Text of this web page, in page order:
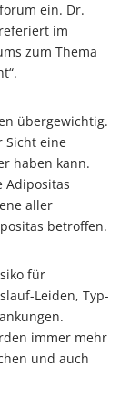
ein. Dr.
im
zum Thema
übergewichtig.
Sicht eine
haben kann.
Adipositas
aller
betroffen.
für
Leiden, Typ-
immer mehr
und auch